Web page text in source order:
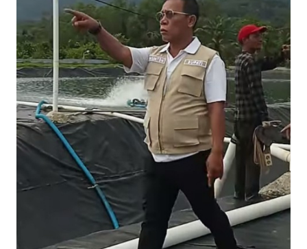
Informasi
INDEKS
BERITA
KONTAK
KAMI